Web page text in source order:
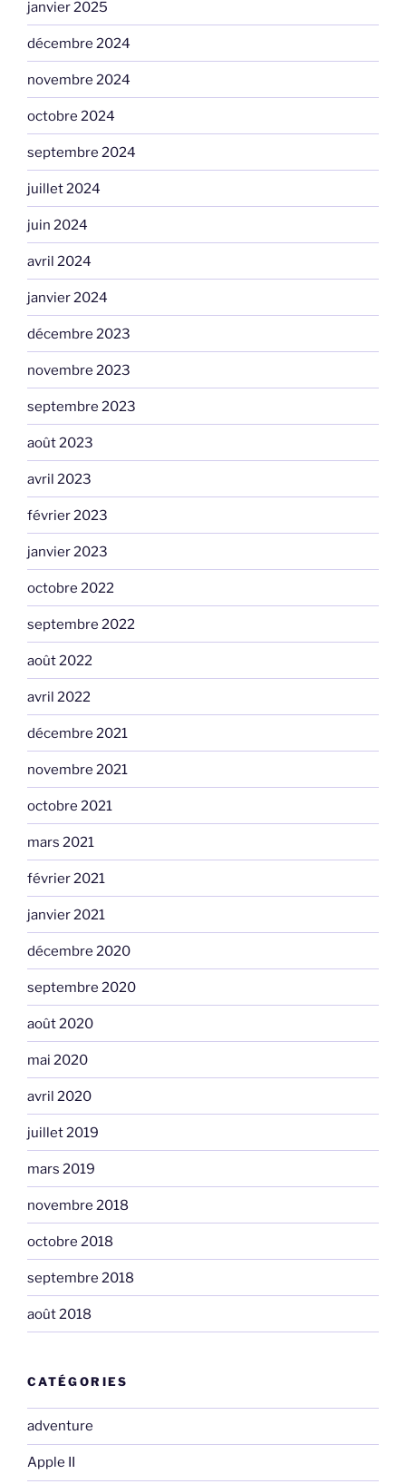
janvier 2025
décembre 2024
novembre 2024
octobre 2024
septembre 2024
juillet 2024
juin 2024
avril 2024
janvier 2024
décembre 2023
novembre 2023
septembre 2023
août 2023
avril 2023
février 2023
janvier 2023
octobre 2022
septembre 2022
août 2022
avril 2022
décembre 2021
novembre 2021
octobre 2021
mars 2021
février 2021
janvier 2021
décembre 2020
septembre 2020
août 2020
mai 2020
avril 2020
juillet 2019
mars 2019
novembre 2018
octobre 2018
septembre 2018
août 2018
CATÉGORIES
adventure
Apple II